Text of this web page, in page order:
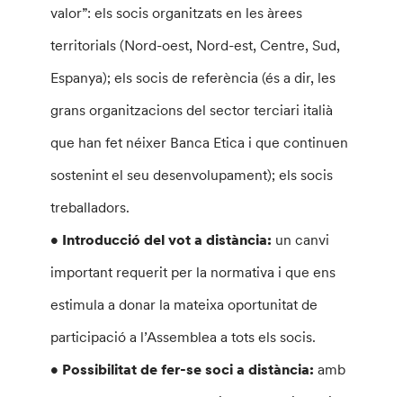
valor”: els socis organitzats en les àrees
territorials (Nord-oest, Nord-est, Centre, Sud,
Espanya); els socis de referència (és a dir, les
grans organitzacions del sector terciari italià
que han fet néixer Banca Etica i que continuen
sostenint el seu desenvolupament); els socis
treballadors.
• Introducció del vot a distància: un canvi
important requerit per la normativa i que ens
estimula a donar la mateixa oportunitat de
participació a l’Assemblea a tots els socis.
• Possibilitat de fer-se soci a distància: amb